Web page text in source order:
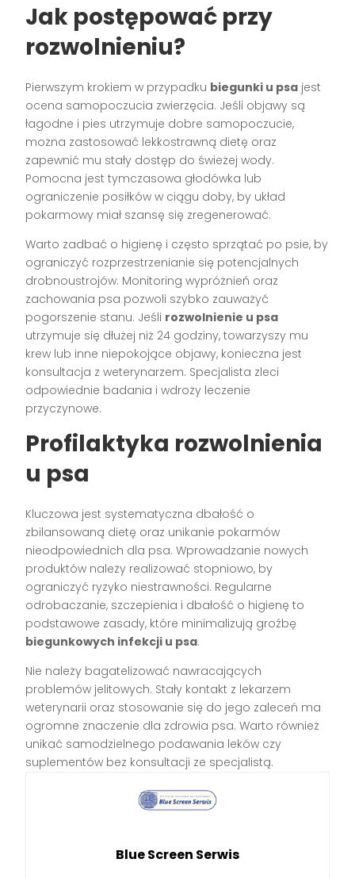
Jak postępować przy
rozwolnieniu?
Pierwszym krokiem w przypadku biegunki u psa jest
ocena samopoczucia zwierzęcia. Jeśli objawy są
łagodne i pies utrzymuje dobre samopoczucie,
można zastosować lekkostrawną dietę oraz
zapewnić mu stały dostęp do świeżej wody.
Pomocna jest tymczasowa głodówka lub
ograniczenie posiłków w ciągu doby, by układ
pokarmowy miał szansę się zregenerować.
Warto zadbać o higienę i często sprzątać po psie, by
ograniczyć rozprzestrzenianie się potencjalnych
drobnoustrojów. Monitoring wypróżnień oraz
zachowania psa pozwoli szybko zauważyć
pogorszenie stanu. Jeśli rozwolnienie u psa
utrzymuje się dłużej niż 24 godziny, towarzyszy mu
krew lub inne niepokojące objawy, konieczna jest
konsultacja z weterynarzem. Specjalista zleci
odpowiednie badania i wdroży leczenie
przyczynowe.
Profilaktyka rozwolnienia
u psa
Kluczowa jest systematyczna dbałość o
zbilansowaną dietę oraz unikanie pokarmów
nieodpowiednich dla psa. Wprowadzanie nowych
produktów należy realizować stopniowo, by
ograniczyć ryzyko niestrawności. Regularne
odrobaczanie, szczepienia i dbałość o higienę to
podstawowe zasady, które minimalizują groźbę
biegunkowych infekcji u psa.
Nie należy bagatelizować nawracających
problemów jelitowych. Stały kontakt z lekarzem
weterynarii oraz stosowanie się do jego zaleceń ma
ogromne znaczenie dla zdrowia psa. Warto również
unikać samodzielnego podawania leków czy
suplementów bez konsultacji ze specjalistą.
Blue Screen Serwis